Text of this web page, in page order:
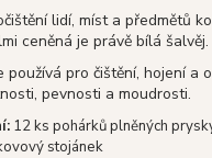
lidí, míst a předmětů
ceněná je právě bílá šalvěj.
používá pro čištění, hojení a
pevnosti a moudrosti.
12 ks pohárků plněných
stojánek